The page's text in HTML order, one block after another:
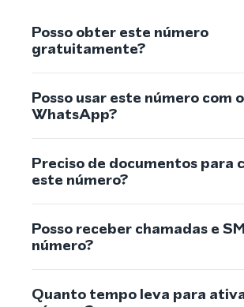
Posso obter este número
gratuitamente?
Posso usar este número com o
WhatsApp?
Preciso de documentos para
este número?
Posso receber chamadas e
número?
Quanto tempo leva para